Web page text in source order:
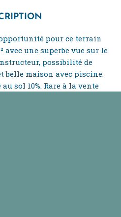
pour ce terrain
avec une superbe vue sur le
possibilité de
belle maison avec piscine.
sol 10%. Rare à la vente